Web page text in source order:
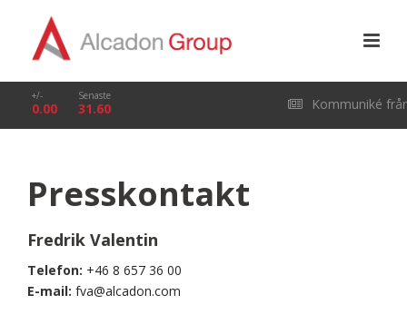
+/-
0.00
Senaste
31.60 Kommuniké
Presskontakt
Fredrik Valentin
Telefon: +46 8 657 36 00
E-mail: fva@alcadon.com